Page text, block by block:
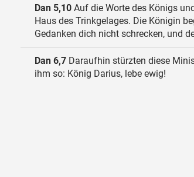
Dan 5,10 Auf die Worte des Königs
Haus des Trinkgelages. Die Königin
Gedanken dich nicht schrecken, und
Dan 6,7 Daraufhin stürzten diese
ihm so: König Darius, lebe ewig!